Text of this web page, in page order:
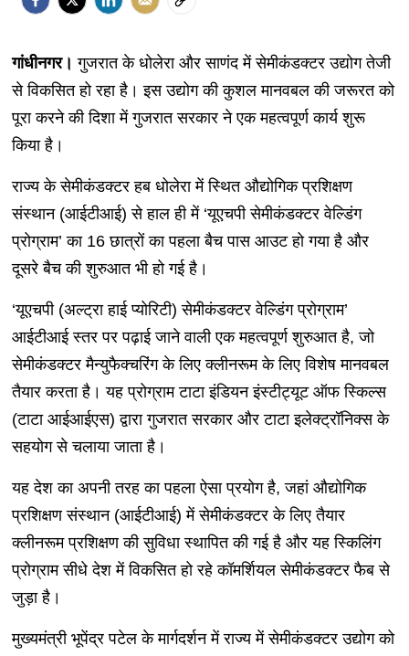
गांधीनगर। गुजरात के धोलेरा और साणंद में सेमीकंडक्टर उद्योग तेजी
से विकसित हो रहा है। इस उद्योग की कुशल मानवबल की जरूरत को
पूरा करने की दिशा में गुजरात सरकार ने एक महत्वपूर्ण कार्य शुरू
किया है।
राज्य के सेमीकंडक्टर हब धोलेरा में स्थित औद्योगिक प्रशिक्षण
संस्थान (आईटीआई) से हाल ही में ‘यूएचपी सेमीकंडक्टर वेल्डिंग
प्रोग्राम’ का 16 छात्रों का पहला बैच पास आउट हो गया है और
दूसरे बैच की शुरुआत भी हो गई है।
‘यूएचपी (अल्ट्रा हाई प्योरिटी) सेमीकंडक्टर वेल्डिंग प्रोग्राम’
आईटीआई स्तर पर पढ़ाई जाने वाली एक महत्वपूर्ण शुरुआत है, जो
सेमीकंडक्टर मैन्युफैक्चरिंग के लिए क्लीनरूम के लिए विशेष मानवबल
तैयार करता है। यह प्रोग्राम टाटा इंडियन इंस्टीट्यूट ऑफ स्किल्स
(टाटा आईआईएस) द्वारा गुजरात सरकार और टाटा इलेक्ट्रॉनिक्स के
सहयोग से चलाया जाता है।
यह देश का अपनी तरह का पहला ऐसा प्रयोग है, जहां औद्योगिक
प्रशिक्षण संस्थान (आईटीआई) में सेमीकंडक्टर के लिए तैयार
क्लीनरूम प्रशिक्षण की सुविधा स्थापित की गई है और यह स्किलिंग
प्रोग्राम सीधे देश में विकसित हो रहे कॉमर्शियल सेमीकंडक्टर फैब से
जुड़ा है।
मुख्यमंत्री भूपेंद्र पटेल के मार्गदर्शन में राज्य में सेमीकंडक्टर उद्योग को